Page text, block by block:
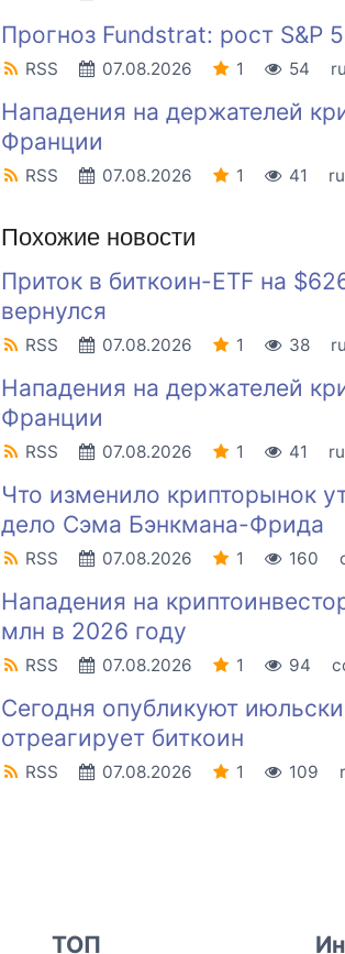
Прогноз Fundstrat: рост S&P
RSS 07.08.2026 1 54
Нападения на держателей
Франции
RSS 07.08.2026 1 41
Похожие новости
Приток в биткоин-ETF на
вернулся
RSS 07.08.2026 1 38
Нападения на держателей
Франции
RSS 07.08.2026 1 41
Что изменило крипторынок
дело Сэма Бэнкмана-Фрида
RSS 07.08.2026 1 160
Нападения на
млн в 2026 году
RSS 07.08.2026 1 94
Сегодня опубликуют
отреагирует биткоин
RSS 07.08.2026 1 109
ТОП